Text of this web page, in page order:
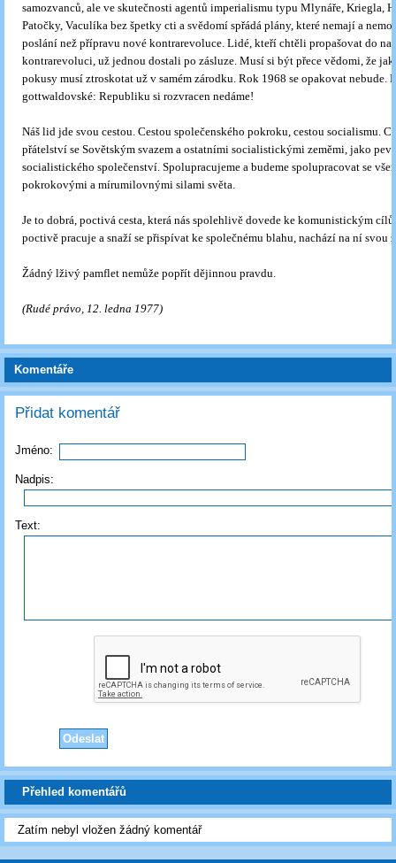
samozvanců, ale ve skutečnosti agentů imperialismu typu Mlynáře, Kriegla,
Patočky, Vaculíka bez špetky cti a svědomí spřádá plány, které nemají a
poslání než přípravu nové kontrarevoluce. Lidé, kteří chtěli propašovat do
kontrarevoluci, už jednou dostali po zásluze. Musí si být přece vědomi, že
pokusy musí ztroskotat už v samém zárodku. Rok 1968 se opakovat nebude.
gottwaldovské: Republiku si rozvracen nedáme!
Náš lid jde svou cestou. Cestou společenského pokroku, cestou socialismu.
přátelství se Sovětským svazem a ostatními socialistickými zeměmi, jako
socialistického společenství. Spolupracujeme a budeme spolupracovat se
pokrokovými a mírumilovnými silami světa.
Je to dobrá, poctivá cesta, která nás spolehlivě dovede ke komunistickým
poctivě pracuje a snaží se přispívat ke společnému blahu, nachází na ní
Žádný lživý pamflet nemůže popřít dějinnou pravdu.
(Rudé právo, 12. ledna 1977)
Komentáře
Přidat komentář
Jméno:
Nadpis:
Text:
Přehled komentářů
Zatím nebyl vložen žádný komentář